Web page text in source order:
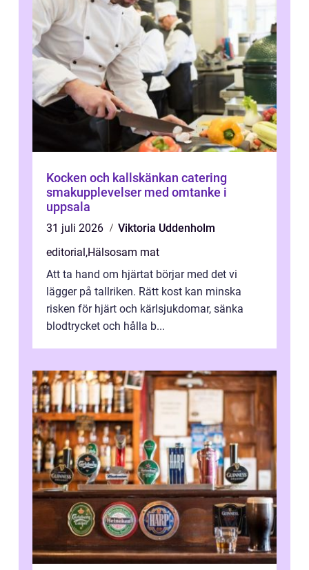
Kocken och kallskänkan catering
smakupplevelser med omtanke i
uppsala
31 juli 2026
Viktoria Uddenholm
editorial,Hälsosam mat
Att ta hand om hjärtat börjar med det vi
lägger på tallriken. Rätt kost kan minska
risken för hjärt och kärlsjukdomar, sänka
blodtrycket och hålla b...